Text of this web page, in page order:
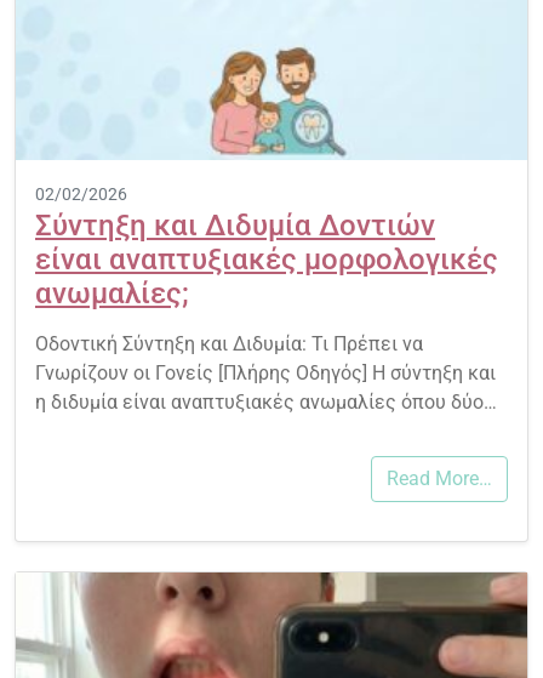
02/02/2026
Σύντηξη και Διδυμία Δοντιών
είναι αναπτυξιακές μορφολογικές
ανωμαλίες;
Οδοντική Σύντηξη και Διδυμία: Τι Πρέπει να
Γνωρίζουν οι Γονείς [Πλήρης Οδηγός] Η σύντηξη και
η διδυμία είναι αναπτυξιακές ανωμαλίες όπου δύο…
Read More…